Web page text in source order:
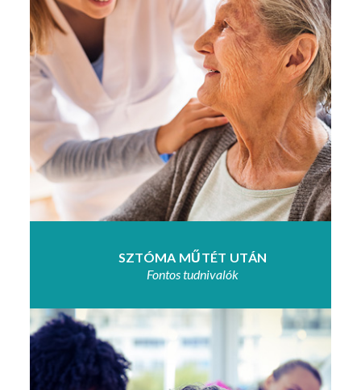
SZTÓMA MŰTÉT UTÁN
Fontos tudnivalók